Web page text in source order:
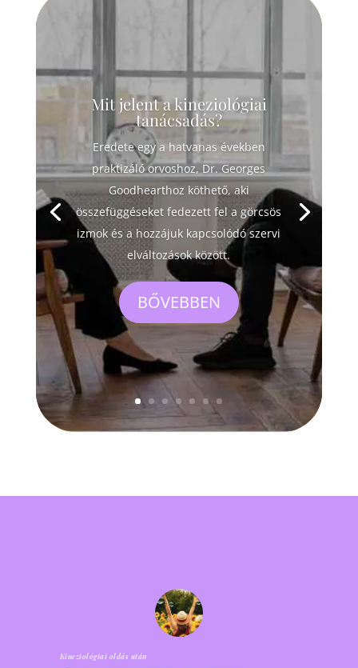
Mit jelent a kineziológiai
tanácsadás?
Eredete egy a hatvanas években
praktizáló orvoshoz, Dr. Georges
Goodhearthoz köthető, aki
összefüggéseket fedezett fel a görcsös
izmok és a hozzájuk kapcsolódó szervi
elváltozások között.
BŐVEBBEN
Kineziológiai oldás után